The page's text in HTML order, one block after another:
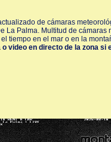
de cámaras
La Palma. Multitud de
tiempo en el mar o en la
video en directo de la zona si